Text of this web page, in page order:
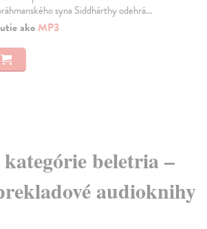
syna Siddhárthy odehrá...
akoMP3
beletria –
audioknihy